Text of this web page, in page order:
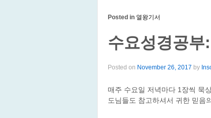
Posted in 열왕기서
수요성경공
Posted on November 26, 2017 by
매주 수요일 저녁마다 1장씩 묵
도님들도 참고하셔서 귀한 믿음